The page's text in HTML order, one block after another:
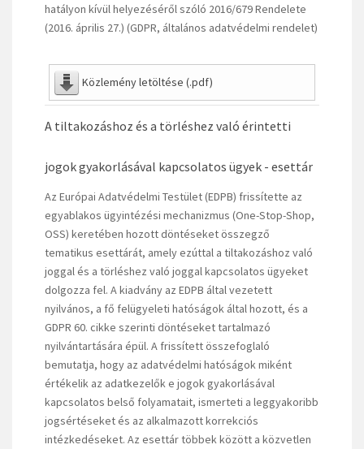
hatályon kívül helyezéséről szóló 2016/679 Rendelete
(2016. április 27.) (GDPR, általános adatvédelmi rendelet)
Közlemény letöltése (.pdf)
A tiltakozáshoz és a törléshez való érintetti
jogok gyakorlásával kapcsolatos ügyek - esettár
Az Európai Adatvédelmi Testület (EDPB) frissítette az
egyablakos ügyintézési mechanizmus (One-Stop-Shop,
OSS) keretében hozott döntéseket összegző
tematikus esettárát, amely ezúttal a tiltakozáshoz való
joggal és a törléshez való joggal kapcsolatos ügyeket
dolgozza fel. A kiadvány az EDPB által vezetett
nyilvános, a fő felügyeleti hatóságok által hozott, és a
GDPR 60. cikke szerinti döntéseket tartalmazó
nyilvántartására épül. A frissített összefoglaló
bemutatja, hogy az adatvédelmi hatóságok miként
értékelik az adatkezelők e jogok gyakorlásával
kapcsolatos belső folyamatait, ismerteti a leggyakoribb
jogsértéseket és az alkalmazott korrekciós
intézkedéseket. Az esettár többek között a közvetlen